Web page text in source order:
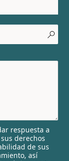
respuesta a
derechos
de sus
así